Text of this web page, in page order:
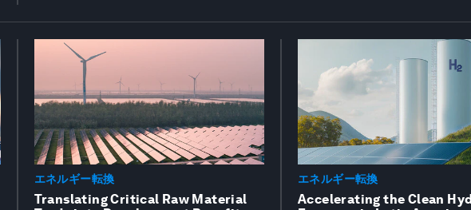
エネルギー転換
Translating Critical Raw Material
エネルギー転換
Accelerating the Clean